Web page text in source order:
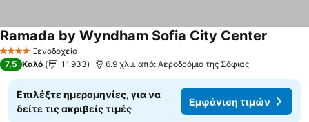
4 ΑστέριαΞενοδοχείο
Ramada by Wyndham Sofia City Center
7,5 Καλό 11.933 6.9 χλμ. από: Αεροδρόμιο της Σόφιας
Επιλέξτε ημερομηνίες, για να
δείτε τις ακριβείς τιμές
Εμφάνιση τιμών